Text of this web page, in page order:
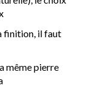
finition, il faut
même pierre